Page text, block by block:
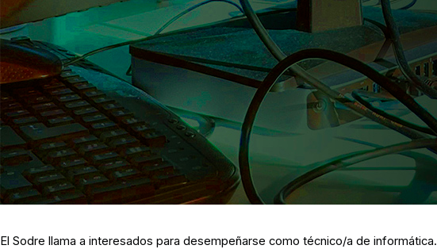
El Sodre llama a interesados para desempeñarse como técnico/a de informática.